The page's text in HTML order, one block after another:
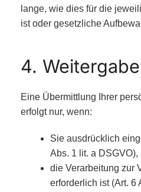
lange, wie dies für die
ist oder gesetzliche
4.
Eine Übermittlung Ihrer
erfolgt nur, wenn:
Sie ausdrücklich
Abs. 1 lit. a DSGVO),
die Verarbeitung zur
erforderlich ist (Art. 6